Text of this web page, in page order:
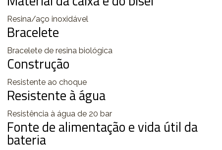
Resina/aço inoxidável
Bracelete
Bracelete de resina biológica
Construção
Resistente ao choque
Resistente à água
Resistência à água de 20 bar
Fonte de alimentação e vida útil da
bateria